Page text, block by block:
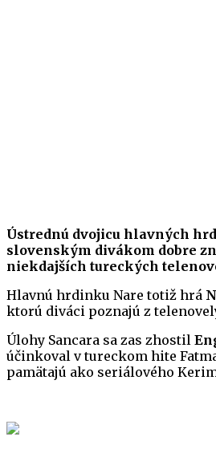
Ústrednú dvojicu hlavných
slovenským divákom dobre
niekdajších tureckých
Hlavnú hrdinku Nare totiž hrá
ktorú diváci poznajú z
Úlohy Sancara sa zas zhostil
účinkoval v tureckom hite
pamätajú ako seriálového